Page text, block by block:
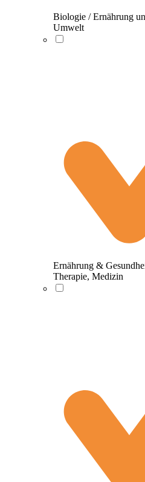
Biologie / Ernährung
Umwelt
Ernährung &
Therapie, Medizin